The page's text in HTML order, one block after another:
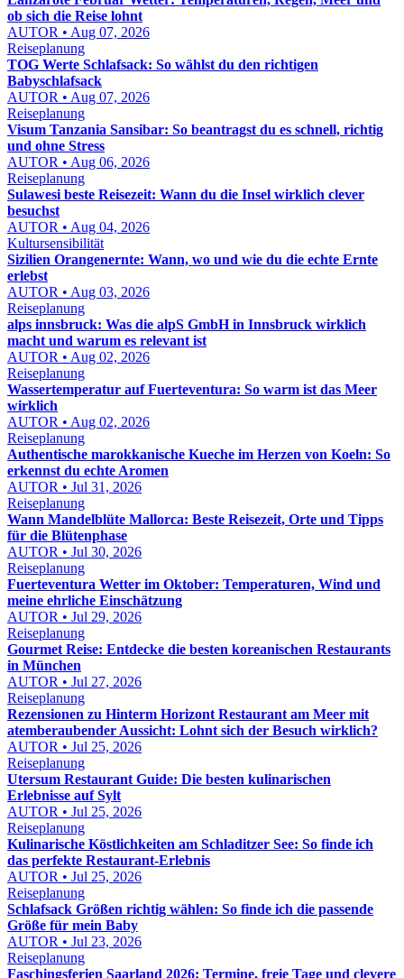
ob sich die Reise lohnt
AUTOR • Aug 07, 2026
Reiseplanung
TOG Werte Schlafsack: So wählst du den richtigen
Babyschlafsack
AUTOR • Aug 07, 2026
Reiseplanung
Visum Tanzania Sansibar: So beantragst du es schnell, richtig
und ohne Stress
AUTOR • Aug 06, 2026
Reiseplanung
Sulawesi beste Reisezeit: Wann du die Insel wirklich clever
besuchst
AUTOR • Aug 04, 2026
Kultursensibilität
Sizilien Orangenernte: Wann, wo und wie du die echte Ernte
erlebst
AUTOR • Aug 03, 2026
Reiseplanung
alps innsbruck: Was die alpS GmbH in Innsbruck wirklich
macht und warum es relevant ist
AUTOR • Aug 02, 2026
Reiseplanung
Wassertemperatur auf Fuerteventura: So warm ist das Meer
wirklich
AUTOR • Aug 02, 2026
Reiseplanung
Authentische marokkanische Kueche im Herzen von Koeln: So
erkennst du echte Aromen
AUTOR • Jul 31, 2026
Reiseplanung
Wann Mandelblüte Mallorca: Beste Reisezeit, Orte und Tipps
für die Blütenphase
AUTOR • Jul 30, 2026
Reiseplanung
Fuerteventura Wetter im Oktober: Temperaturen, Wind und
meine ehrliche Einschätzung
AUTOR • Jul 29, 2026
Reiseplanung
Gourmet Reise: Entdecke die besten koreanischen Restaurants
in München
AUTOR • Jul 27, 2026
Reiseplanung
Rezensionen zu Hinterm Horizont Restaurant am Meer mit
atemberaubender Aussicht: Lohnt sich der Besuch wirklich?
AUTOR • Jul 25, 2026
Reiseplanung
Utersum Restaurant Guide: Die besten kulinarischen
Erlebnisse auf Sylt
AUTOR • Jul 25, 2026
Reiseplanung
Kulinarische Köstlichkeiten am Schladitzer See: So finde ich
das perfekte Restaurant-Erlebnis
AUTOR • Jul 25, 2026
Reiseplanung
Schlafsack Größen richtig wählen: So finde ich die passende
Größe für mein Baby
AUTOR • Jul 23, 2026
Reiseplanung
Faschingsferien Saarland 2026: Termine, freie Tage und clevere